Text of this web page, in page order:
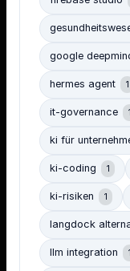
google
hermes agent 1
it-governance 1
ki für
ki-coding 1
ki-risiken 1
langdock
llm integration 1